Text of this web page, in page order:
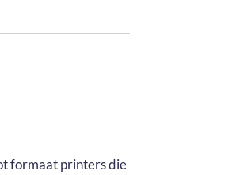
formaat printers die